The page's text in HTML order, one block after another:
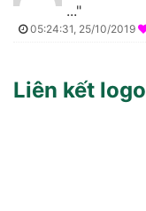
..."
05:24:31, 25/10/2019
Liên kết logo